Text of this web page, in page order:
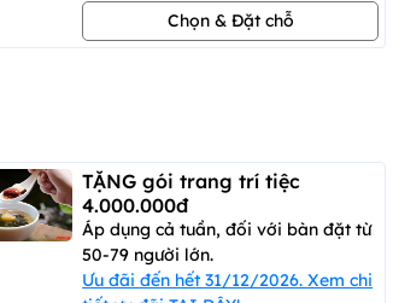
Chọn & Đặt chỗ
TẶNG gói trang trí tiệc
4.000.000đ
Áp dụng cả tuần, đối với bàn đặt từ
50-79 người lớn.
Ưu đãi đến hết 31/12/2026. Xem chi